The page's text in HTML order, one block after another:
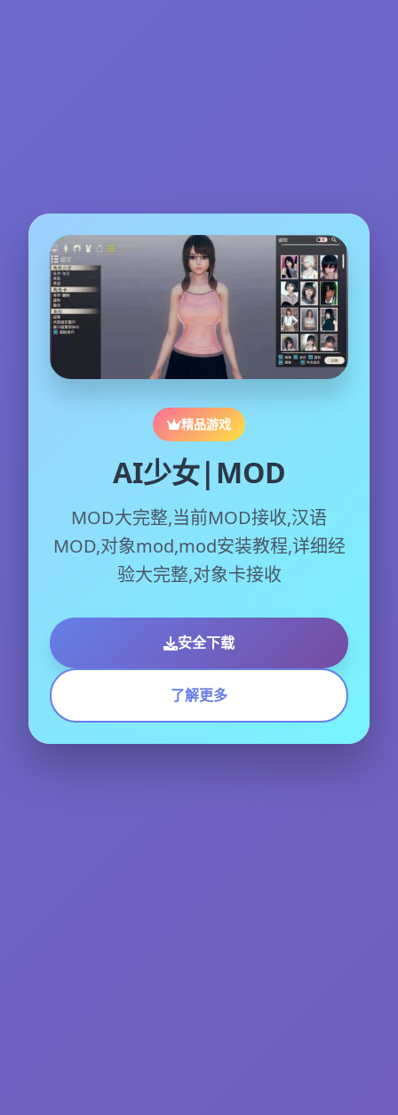
精品游戏
AI少女|MOD
MOD大完整,当前MOD接收,汉语
MOD,对象mod,mod安装教程,详细经
验大完整,对象卡接收
安全下载
了解更多